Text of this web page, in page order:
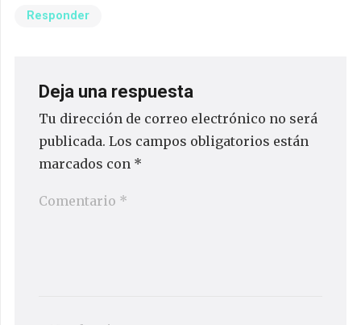
Responder
Deja una respuesta
Tu dirección de correo electrónico no será
publicada. Los campos obligatorios están
marcados con *